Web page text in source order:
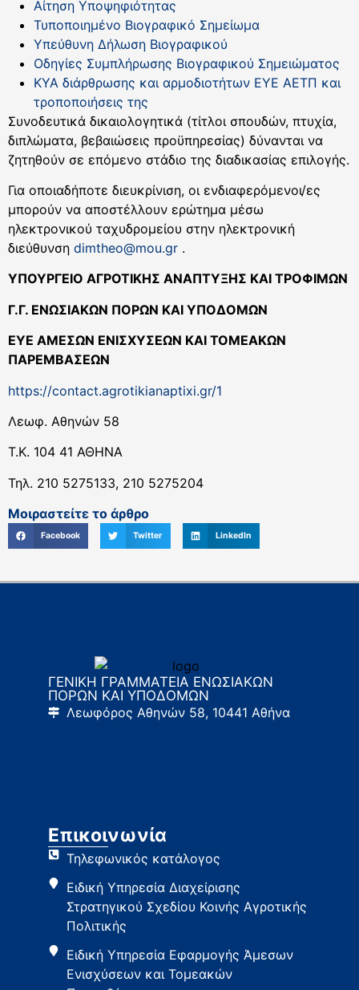
Αίτηση Υποψηφιότητας
Τυποποιημένο Βιογραφικό Σημείωμα
Υπεύθυνη Δήλωση Βιογραφικού
Οδηγίες Συμπλήρωσης Βιογραφικού Σημειώματος
ΚΥΑ διάρθρωσης και αρμοδιοτήτων ΕΥΕ ΑΕΤΠ και
τροποποιήσεις της
Συνοδευτικά δικαιολογητικά (τίτλοι σπουδών, πτυχία,
διπλώματα, βεβαιώσεις προϋπηρεσίας) δύνανται να
ζητηθούν σε επόμενο στάδιο της διαδικασίας επιλογής.
Για οποιαδήποτε διευκρίνιση, οι ενδιαφερόμενοι/ες
μπορούν να αποστέλλουν ερώτημα μέσω
ηλεκτρονικού ταχυδρομείου στην ηλεκτρονική
διεύθυνση dimtheo@mou.gr .
ΥΠΟΥΡΓΕΙΟ ΑΓΡΟΤΙΚΗΣ ΑΝΑΠΤΥΞΗΣ ΚΑΙ ΤΡΟΦΙΜΩΝ
Γ.Γ. ΕΝΩΣΙΑΚΩΝ ΠΟΡΩΝ ΚΑΙ ΥΠΟΔΟΜΩΝ
ΕΥΕ ΑΜΕΣΩΝ ΕΝΙΣΧΥΣΕΩΝ ΚΑΙ ΤΟΜΕΑΚΩΝ
ΠΑΡΕΜΒΑΣΕΩΝ
https://contact.agrotikianaptixi.gr/1
Λεωφ. Αθηνών 58
Τ.Κ. 104 41 ΑΘΗΝΑ
Τηλ. 210 5275133, 210 5275204
Μοιραστείτε το άρθρο
Facebook Twitter LinkedIn
ΓΕΝΙΚΗ ΓΡΑΜΜΑΤΕΙΑ ΕΝΩΣΙΑΚΩΝ
ΠΟΡΩΝ ΚΑΙ ΥΠΟΔΟΜΩΝ
Λεωφόρος Αθηνών 58, 10441 Αθήνα
Επικοινωνία
Τηλεφωνικός κατάλογος
Ειδική Υπηρεσία Διαχείρισης
Στρατηγικού Σχεδίου Κοινής Αγροτικής
Πολιτικής
Ειδική Υπηρεσία Εφαρμογής Άμεσων
Ενισχύσεων και Τομεακών